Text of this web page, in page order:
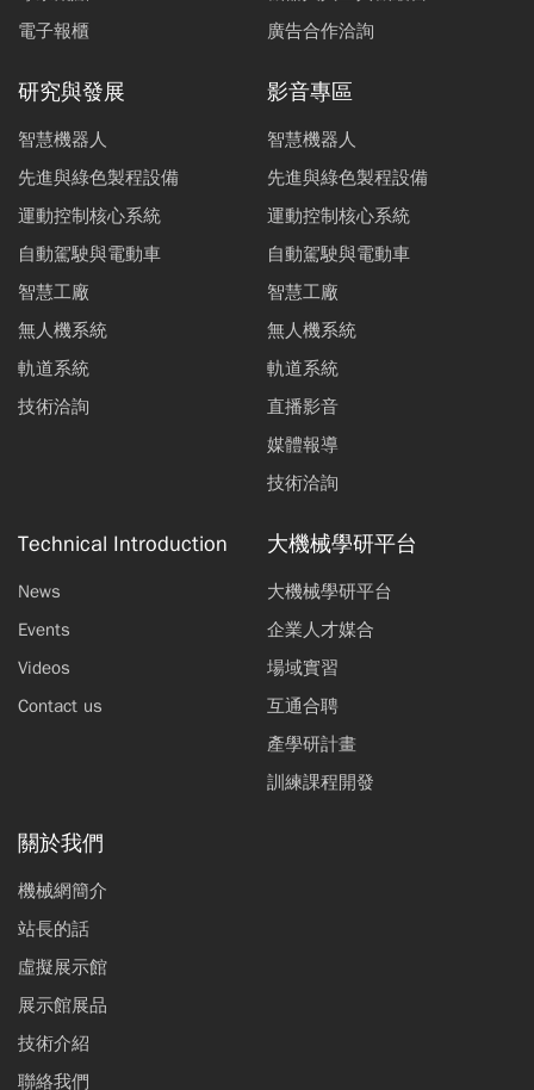
電子報櫃
廣告合作洽詢
研究與發展
智慧機器人
先進與綠色製程設備
運動控制核心系統
自動駕駛與電動車
智慧工廠
無人機系統
軌道系統
技術洽詢
影音專區
智慧機器人
先進與綠色製程設備
運動控制核心系統
自動駕駛與電動車
智慧工廠
無人機系統
軌道系統
直播影音
媒體報導
技術洽詢
Technical Introduction
News
Events
Videos
Contact us
大機械學研平台
大機械學研平台
企業人才媒合
場域實習
互通合聘
產學研計畫
訓練課程開發
關於我們
機械網簡介
站長的話
虛擬展示館
展示館展品
技術介紹
聯絡我們